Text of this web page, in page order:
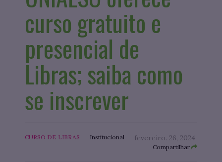
curso gratuito e
presencial de
Libras; saiba como
se inscrever
CURSO DE LIBRAS Institucional fevereiro. 26, 2024
Compartilhar